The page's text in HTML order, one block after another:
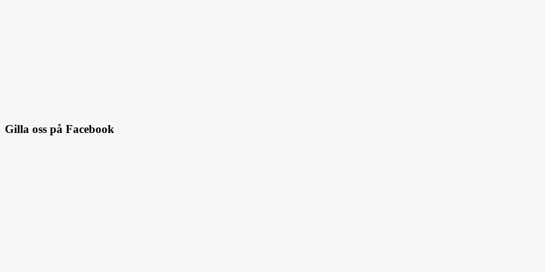
Gilla oss på Facebook